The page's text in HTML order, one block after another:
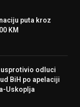
puta kroz
KM
usprotivio odluci
BiH po apelaciji
Uskoplja